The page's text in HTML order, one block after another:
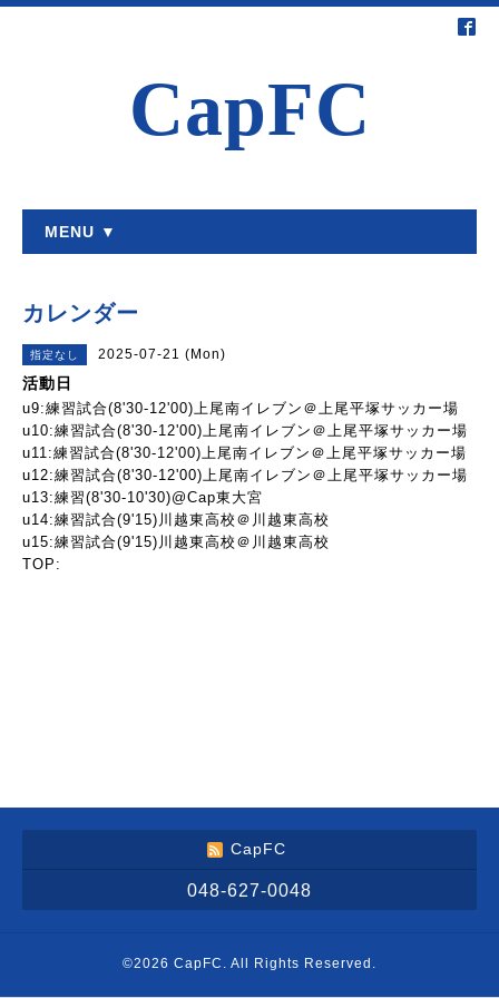
CapFC
MENU ▼
カレンダー
指定なし 2025-07-21 (Mon)
活動日
u9:練習試合(8'30-12'00)上尾南イレブン＠上尾平塚サッカー場
u10:練習試合(8'30-12'00)上尾南イレブン＠上尾平塚サッカー場
u11:練習試合(8'30-12'00)上尾南イレブン＠上尾平塚サッカー場
u12:練習試合(8'30-12'00)上尾南イレブン＠上尾平塚サッカー場
u13:練習(8'30-10'30)@Cap東大宮
u14:練習試合(9'15)川越東高校＠川越東高校
u15:練習試合(9'15)川越東高校＠川越東高校
TOP:
CapFC
048-627-0048
©2026 CapFC . All Rights Reserved.